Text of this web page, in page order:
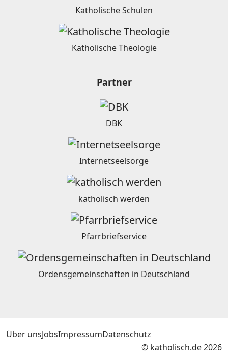
Katholische Schulen
Katholische Theologie
Partner
DBK
Internetseelsorge
katholisch werden
Pfarrbriefservice
Ordensgemeinschaften in Deutschland
Über unsJobsImpressumDatenschutz
© katholisch.de 2026